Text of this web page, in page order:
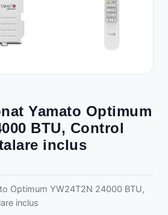
Yamato Optimum
BTU, Control
inclus
Optimum YW24T2N 24000 BTU,
inclus